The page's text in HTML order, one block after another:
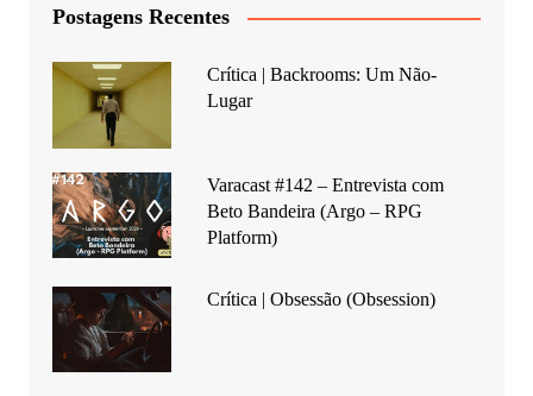
Postagens Recentes
Crítica | Backrooms: Um Não-
Lugar
Varacast #142 – Entrevista com
Beto Bandeira (Argo – RPG
Platform)
Crítica | Obsessão (Obsession)